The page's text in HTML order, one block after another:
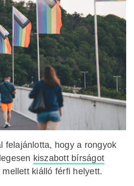
felajánlotta, hogy a rongyok
kiszabott bírságot
kiálló férfi helyett.